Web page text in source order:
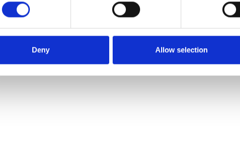
Deny Allow selection